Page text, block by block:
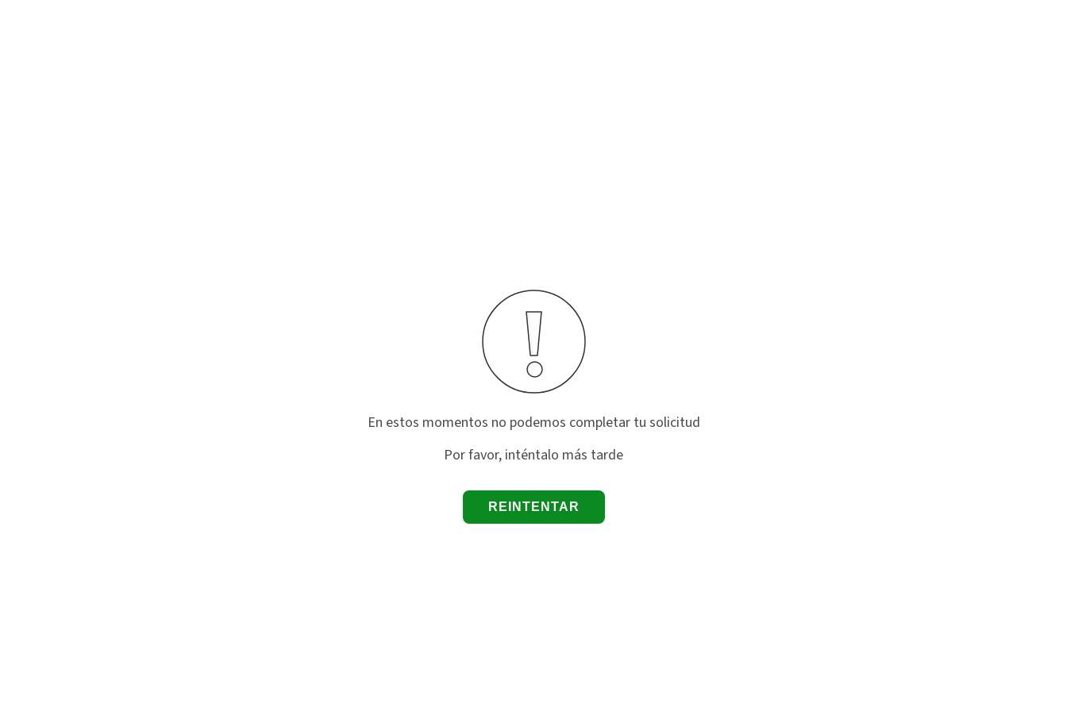
En estos momentos no podemos completar tu solicitud
Por favor, inténtalo más tarde
REINTENTAR